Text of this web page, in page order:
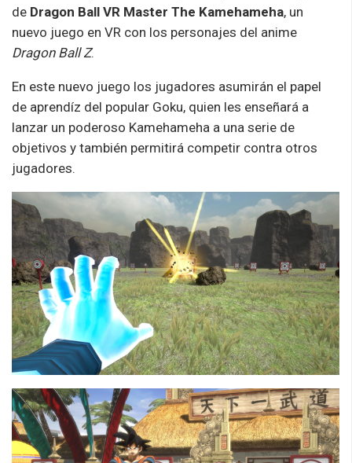
de Dragon Ball VR Master The Kamehameha, un
nuevo juego en VR con los personajes del anime
Dragon Ball Z.
En este nuevo juego los jugadores asumirán el papel
de aprendíz del popular Goku, quien les enseñará a
lanzar un poderoso Kamehameha a una serie de
objetivos y también permitirá competir contra otros
jugadores.